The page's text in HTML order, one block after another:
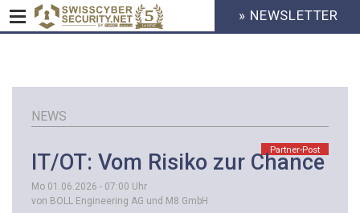
HEADER
MENU
» NEWSLETTER
NEWS
Partner-Post
IT/OT: Vom Risiko zur Chance
Mo 01.06.2026 - 07:00 Uhr
von BOLL Engineering AG und M8 GmbH